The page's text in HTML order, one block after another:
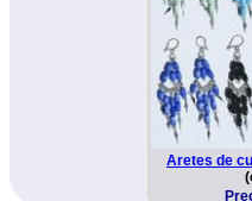
Aretes de